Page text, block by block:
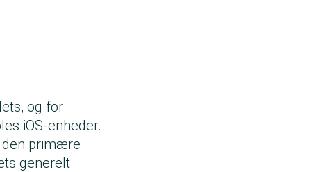
og for
iOS-enheder.
den primære
generelt